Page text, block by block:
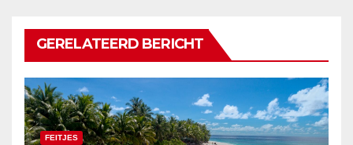
GERELATEERD BERICHT
FEITJES